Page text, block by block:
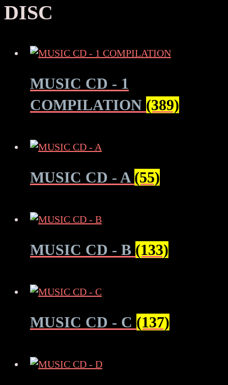
DISC
MUSIC CD - 1
COMPILATION (389)
MUSIC CD - A (55)
MUSIC CD - B (133)
MUSIC CD - C (137)